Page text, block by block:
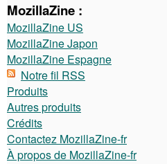
MozillaZine :
MozillaZine US
MozillaZine Japon
MozillaZine Espagne
Notre fil RSS
Produits
Autres produits
Crédits
Contactez MozillaZine-fr
À propos de MozillaZine-fr